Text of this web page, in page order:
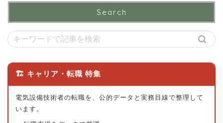
Search
🏗 キャリア・転職 特集
電気設備技術者の転職を、公的データと実務目線で整理して
います。